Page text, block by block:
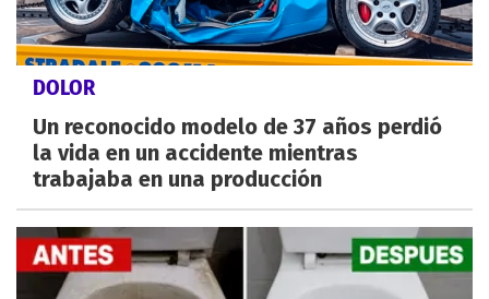
DOLOR
Un reconocido modelo de 37 años perdió
la vida en un accidente mientras
trabajaba en una producción